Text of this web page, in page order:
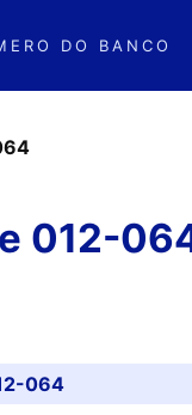
DO BANCO
012-
064